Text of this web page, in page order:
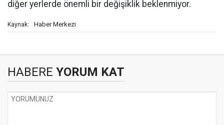
diğer yerlerde önemli bir değişiklik beklenmiyor.
Kaynak: Haber Merkezi
HABERE YORUM KAT